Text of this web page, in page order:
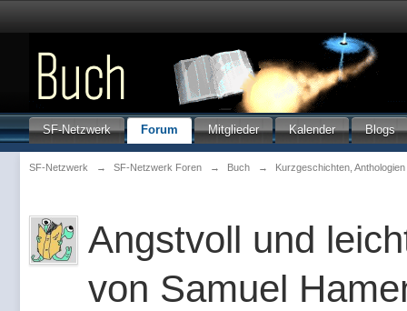
SF-Netzwerk Forum Mitglieder Kalender Blogs
SF-Netzwerk → SF-Netzwerk Foren → Buch → Kurzgeschichten,
Angstvoll und
von Samuel